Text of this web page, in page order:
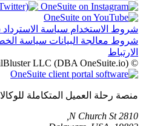
شروط الاستخدام سياسة الاسترداد
شروط معالجة البيانات سياسة
الارتباط
© MailBluster LLC (DBA OneSuite.io)
منصة رحلة العميل المتكاملة
2810 N Church St,